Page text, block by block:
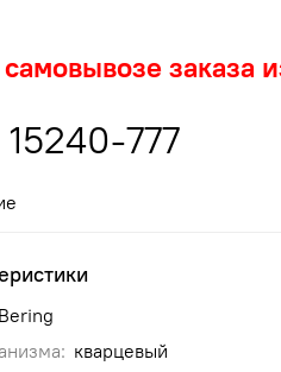
заказа
777
Bering
кварцевый